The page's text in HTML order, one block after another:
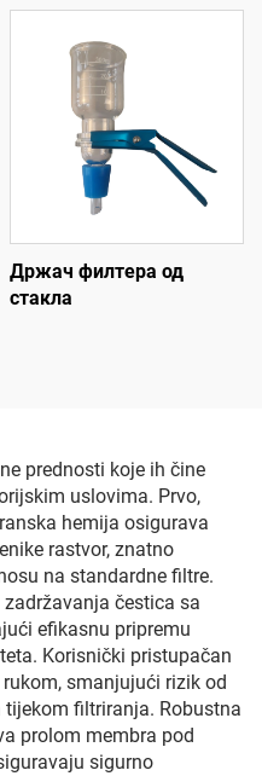
Држач филтера од
стакла
prednosti koje ih čine
uslovima. Prvo,
hemija osigurava
rastvor, znatno
na standardne filtre.
čestica sa
efikasnu pripremu
Korisnički pristupačan
smanjujući rizik od
filtriranja. Robustna
prolom membra pod
sigurno